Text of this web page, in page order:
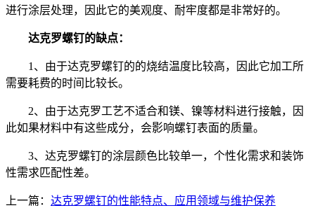
进行涂层处理，因此它的美观度、耐牢度都是非常好的。
达克罗螺钉的缺点：
1、由于达克罗螺钉的的烧结温度比较高，因此它加工所
需要耗费的时间比较长。
2、由于达克罗工艺不适合和镁、镍等材料进行接触，因
此如果材料中有这些成分，会影响螺钉表面的质量。
3、达克罗螺钉的涂层颜色比较单一，个性化需求和装饰
性需求匹配性差。
上一篇： 达克罗螺钉的性能特点、应用领域与维护保养